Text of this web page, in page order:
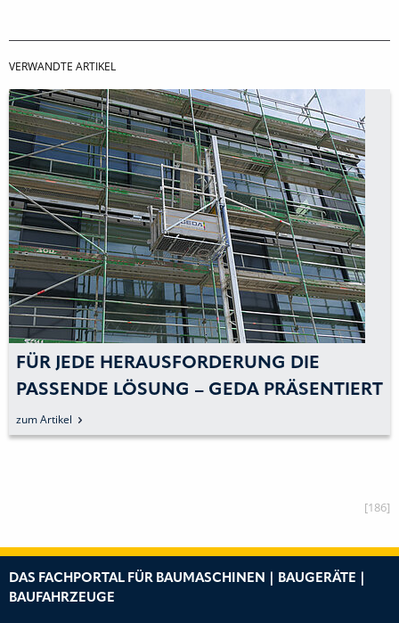
VERWANDTE ARTIKEL
FÜR JEDE HERAUSFORDERUNG DIE
PASSENDE LÖSUNG – GEDA PRÄSENTIERT
AUF DER BAUMA GLEICH MEHRERE
NEUHEITEN
zum Artikel
[186]
DAS FACHPORTAL FÜR BAUMASCHINEN | BAUGERÄTE |
BAUFAHRZEUGE